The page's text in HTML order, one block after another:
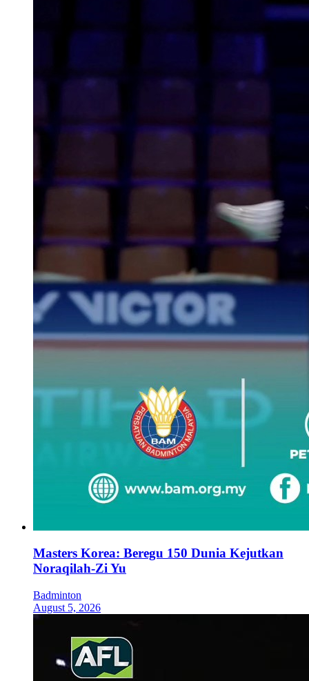
Masters Korea: Beregu 150 Dunia Kejutkan
Noraqilah-Zi Yu
Badminton
August 5, 2026